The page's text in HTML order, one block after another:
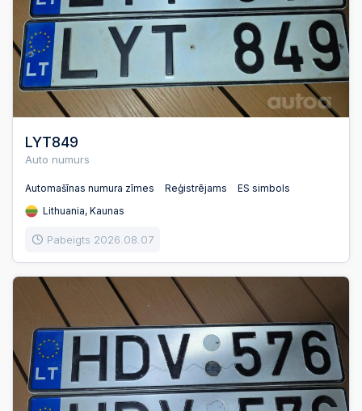
LYT849
Auto numurs
Automašīnas numura zīmes Reģistrējams
ES simbols
Lithuania, Kaunas
Pabeigts 2026.08.07